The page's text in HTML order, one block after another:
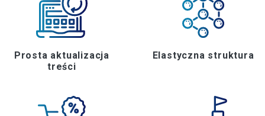
Prosta aktualizacja
treści
Elastyczna struktura